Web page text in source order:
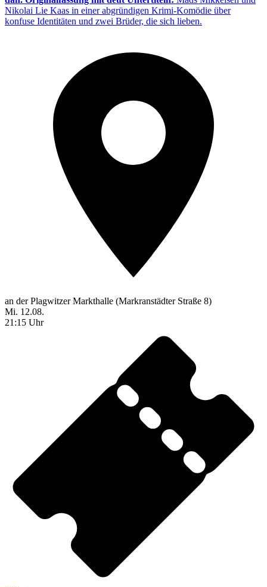
Nikolai Lie Kaas in einer abgründigen Krimi-Komödie über
konfuse Identitäten und zwei Brüder, die sich lieben.
an der Plagwitzer Markthalle (Markranstädter Straße 8)
Mi. 12.08.
21:15 Uhr